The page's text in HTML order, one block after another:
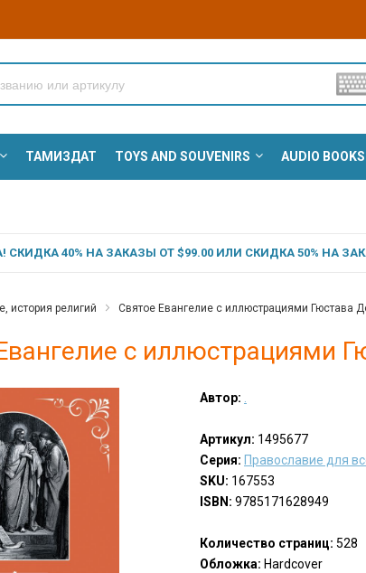
ТАМИЗДАТ TOYS AND SOUVENIRS AUDIO BOOKS
40% НА ЗАКАЗЫ ОТ $99.00 ИЛИ СКИДКА 50% НА
история религий Святое Евангелие с иллюстрациями Гюстава
с иллюстрациями
Автор:
Артикул: 1495677
Серия: Православие для
SKU: 167553
ISBN: 9785171628949
Количество страниц: 528
Обложка: Hardcover